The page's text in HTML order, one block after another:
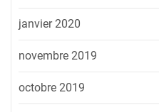
janvier 2020
novembre 2019
octobre 2019